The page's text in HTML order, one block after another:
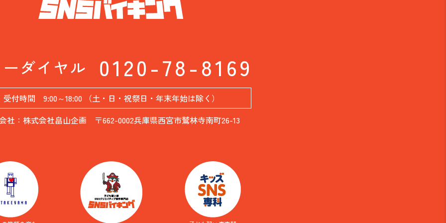
ダイヤル 0120-78-8169
受付時間 9:00～18:00 （土・日・祝祭日・年末年始は除く）
社：株式会社畠山企画 〒662-0002兵庫県西宮市鷲林寺南町26-13